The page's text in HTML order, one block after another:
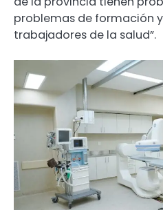
problemas de formación
trabajadores de la salud”.